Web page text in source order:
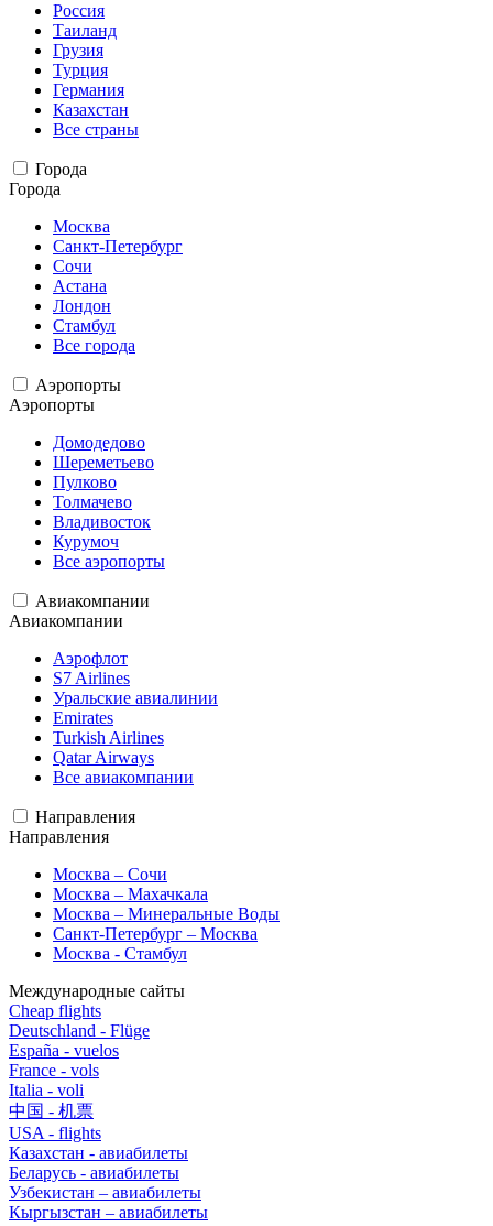
Россия
Таиланд
Грузия
Турция
Германия
Казахстан
Все страны
Города
Города
Москва
Санкт-Петербург
Сочи
Астана
Лондон
Стамбул
Все города
Аэропорты
Аэропорты
Домодедово
Шереметьево
Пулково
Толмачево
Владивосток
Курумоч
Все аэропорты
Авиакомпании
Авиакомпании
Аэрофлот
S7 Airlines
Уральские авиалинии
Emirates
Turkish Airlines
Qatar Airways
Все авиакомпании
Направления
Направления
Москва – Сочи
Москва – Махачкала
Москва – Минеральные Воды
Санкт-Петербург – Москва
Москва - Стамбул
Международные сайты
Cheap flights
Deutschland - Flüge
España - vuelos
France - vols
Italia - voli
中国 - 机票
USA - flights
Казахстан - авиабилеты
Беларусь - авиабилеты
Узбекистан – авиабилеты
Кыргызстан – авиабилеты